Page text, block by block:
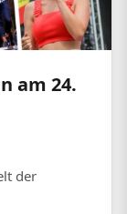
am 24.
der